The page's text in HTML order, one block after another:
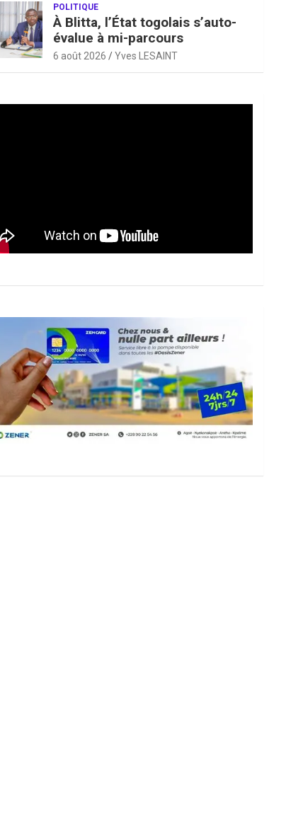
POLITIQUE
À Blitta, l’État togolais s’auto-
évalue à mi-parcours
6 août 2026 Yves LESAINT